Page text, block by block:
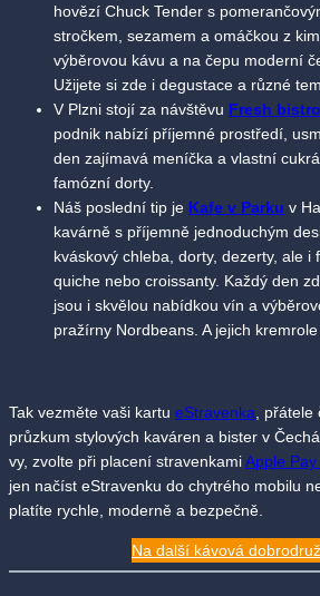
hovězí Chuck Tender s
stročkem, sezamem a omáčkou z
výběrovou kávu a na čepu moderní
Užijete si zde i degustace a různé
V Plzni stojí za návštěvu Fresh
podnik nabízí příjemné prostředí,
den zajímavá meníčka a vlastní
famózní dorty.
Náš poslední tip je Kafe v Parku v
kavárně s příjemně jednoduchým
kváskový chleba, dorty, dezerty, ale i
quiche nebo croissanty. Každý den
jsou i skvělou nabídkou vín a
pražírny Nordbeans. A jejich
Tak vezměte vaši kartu eStravenka ,
průzkum stylových kaváren a bister v
vy, zvolte při placení stravenkamiApple
jen načíst eStravenku do chytrého mobilu
platíte rychle, moderně a bezpečně.
Na další kávová